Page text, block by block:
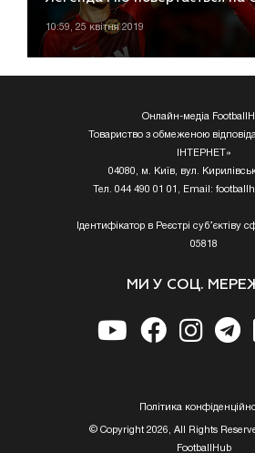
10:59, 25 квітня 2019
Онлайн-медіа
Товариство з обмеженою
ІНТЕРНЕТ»
04080, м. Київ, вул.
Тел. 044 490 01 01, Email:
Ідентифікатор в Реєстрі суб’єктіву
05818
МИ У СОЦ.
Полiтика
© Copyright 2026, All Rights
FootballHub